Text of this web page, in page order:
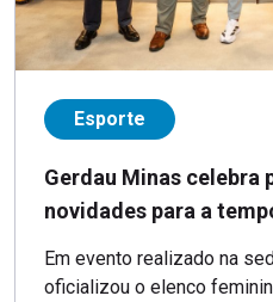
Esporte
Gerdau Minas celebra
novidades para a
Em evento realizado na
oficializou o elenco